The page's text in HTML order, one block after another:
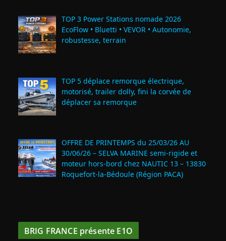
TOP 3 Power Stations nomade 2026
EcoFlow • Bluetti • VEVOR • Autonomie,
robustesse, terrain
TOP 5 déplace remorque électrique,
motorisé, trailer dolly, fini la corvée de
déplacer sa remorque
OFFRE DE PRINTEMPS du 25/03/26 AU
30/06/26 – SELVA MARINE semi-rigide et
moteur hors-bord chez NAUTIC 13 – 13830
Roquefort‑la‑Bédoule (Région PACA)
BRIG FRANCE présente E1O